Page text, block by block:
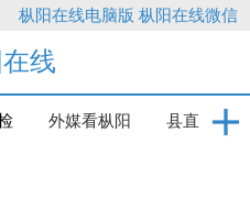
枞阳在线电脑版 枞阳在线微信
线
外媒看枞阳 县直